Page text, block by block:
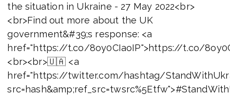
the situation in Ukraine - 27 May 2022<br>
<br>Find out more about the UK
government&#39;s response: <a
href="https://t.co/8oy0CIaoIP">https://t.co/
<br><br>🇺🇦 <a
href="https://twitter.com/hashtag/